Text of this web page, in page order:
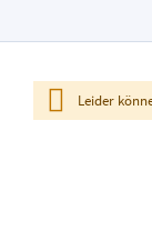
Leider